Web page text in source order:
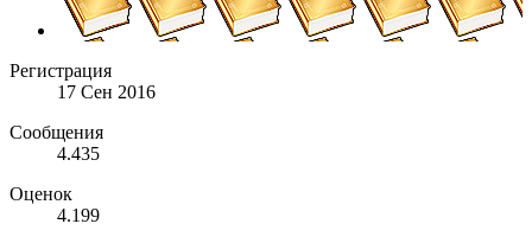
Регистрация
17 Сен 2016
Сообщения
4.435
Оценок
4.199